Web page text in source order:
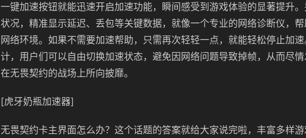
一键加速按钮就能迅速开启加速功能，瞬间感受到游戏体验的显著提升
状况，精准显示延迟、丢包等关键数据，就像一个专业的网络诊断仪，
网络环境。如果不需要加速帮助，只需再次轻轻一点，就能轻松停止加
计，用户们可以自由切换加速状态，避免因网络问题导致掉帧，从而尽情
在无畏契约的战场上所向披靡。
[虎牙奶瓶加速器]
无畏契约卡主界面怎么办？这个话题的答案就给大家说完啦，丰富多样